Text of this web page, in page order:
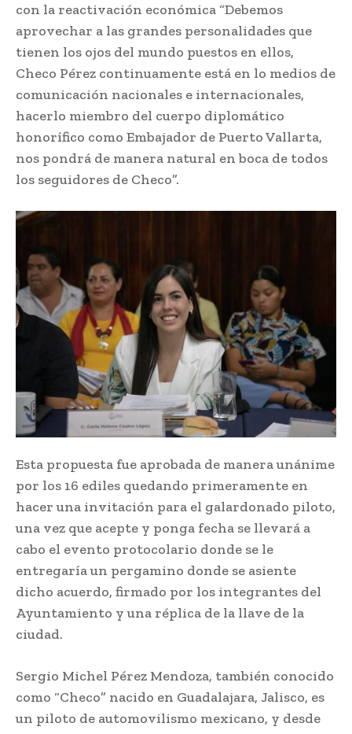
con la reactivación económica “Debemos
aprovechar a las grandes personalidades que
tienen los ojos del mundo puestos en ellos,
Checo Pérez continuamente está en lo medios de
comunicación nacionales e internacionales,
hacerlo miembro del cuerpo diplomático
honorífico como Embajador de Puerto Vallarta,
nos pondrá de manera natural en boca de todos
los seguidores de Checo”.
Esta propuesta fue aprobada de manera unánime
por los 16 ediles quedando primeramente en
hacer una invitación para el galardonado piloto,
una vez que acepte y ponga fecha se llevará a
cabo el evento protocolario donde se le
entregaría un pergamino donde se asiente
dicho acuerdo, firmado por los integrantes del
Ayuntamiento y una réplica de la llave de la
ciudad.
Sergio Michel Pérez Mendoza, también conocido
como “Checo” nacido en Guadalajara, Jalisco, es
un piloto de automovilismo mexicano, y desde